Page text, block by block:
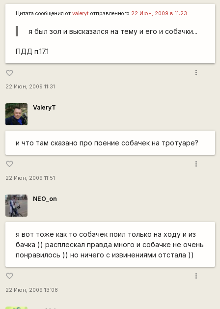
Цитата сообщения от valerytотправленного 22 Июн, 2009 в 11:23
я был зол и высказался на тему и его и собачки...
ПДД п.17.1
favorite_border
22 Июн, 2009 11:31
more_vert
ValeryT
и что там сказано про поение собачек на тротуаре?
favorite_border
22 Июн, 2009 11:51
more_vert
NEO_on
я вот тоже как то собачек поил только на ходу и из
бачка )) расплескал правда много и собачке не очень
понравилось )) но ничего с извинениями отстала ))
favorite_border
22 Июн, 2009 13:08
more_vert